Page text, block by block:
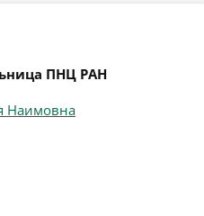
ПНЦ РАН
Наимовна